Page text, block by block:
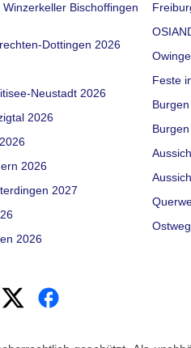
Bischoffingen
Dottingen 2026
Neustadt 2026
2026
2026
2027
2026
Feste